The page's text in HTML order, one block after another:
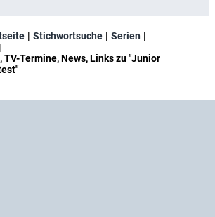
Stichwortsuche
Serien
Termine, News, Links zu "Junior